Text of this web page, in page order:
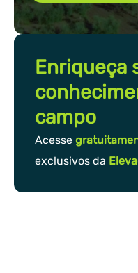
Enriqueça
campo
Acesse
exclusivos da